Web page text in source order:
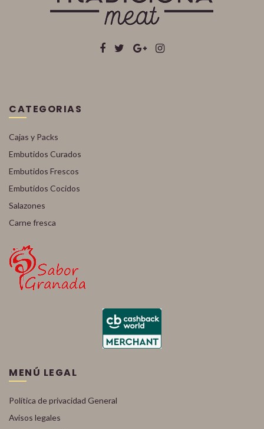
CATEGORIAS
Cajas y Packs
Embutidos Curados
Embutidos Frescos
Embutidos Cocidos
Salazones
Carne fresca
MENÚ LEGAL
Política de privacidad General
Avisos legales